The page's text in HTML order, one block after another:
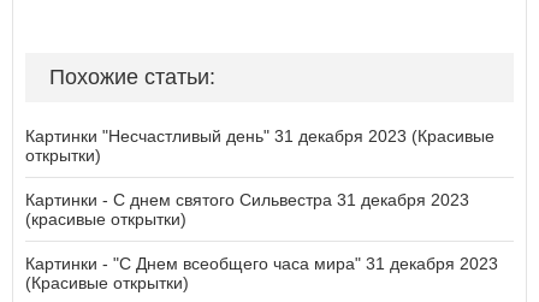
Похожие статьи:
Картинки "Несчастливый день" 31 декабря 2023 (Красивые
открытки)
Картинки - С днем святого Сильвестра 31 декабря 2023
(красивые открытки)
Картинки - "С Днем всеобщего часа мира" 31 декабря 2023
(Красивые открытки)